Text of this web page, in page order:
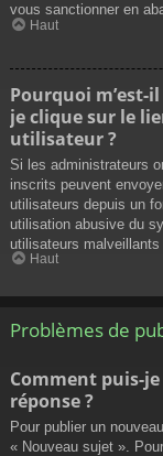
vous sanctionner en
Haut
Pourquoi m’est-
je clique sur le
utilisateur ?
Si les administrateurs
inscrits peuvent
utilisateurs depuis un
utilisation abusive du
utilisateurs malveillants
Haut
Problèmes de
Comment puis-
réponse ?
Pour publier un
« Nouveau sujet ».